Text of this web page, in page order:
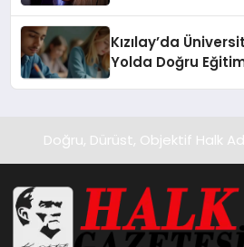
Kızılay’da
Yolda Doğru
Doğru, Dürüst, Objektif Halk